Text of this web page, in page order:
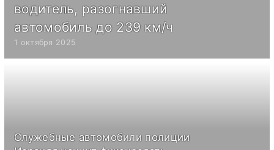
водитель, разогнавший
автомобиль до 239 км/ч
1 октября 2025
Служебные автомобили полиции